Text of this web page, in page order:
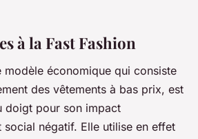
à la Fast Fashion
modèle économique qui consiste
des vêtements à bas prix, est
doigt pour son impact
social négatif. Elle utilise en effet